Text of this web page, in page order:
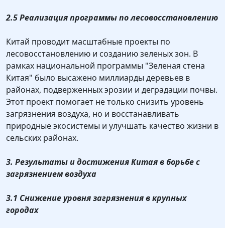
2.5 Реализация программы по лесовосстановлению
Китай проводит масштабные проекты по
лесовосстановлению и созданию зеленых зон. В
рамках национальной программы "Зеленая стена
Китая" было высажено миллиарды деревьев в
районах, подверженных эрозии и деградации почвы.
Этот проект помогает не только снизить уровень
загрязнения воздуха, но и восстанавливать
природные экосистемы и улучшать качество жизни в
сельских районах.
3. Результаты и достижения Китая в борьбе с
загрязнением воздуха
3.1 Снижение уровня загрязнения в крупных
городах